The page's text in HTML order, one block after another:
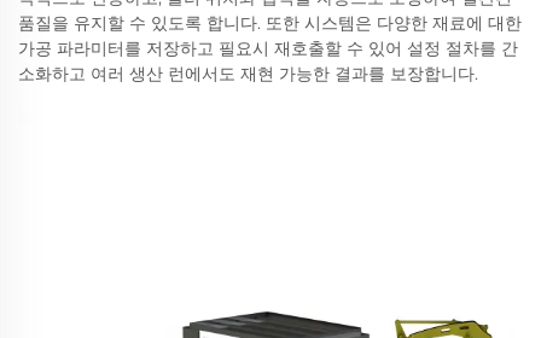
품질을 유지할 수 있도록 합니다. 또한 시스템은 다양한 재료에 대한
가공 파라미터를 저장하고 필요시 재호출할 수 있어 설정 절차를 간
소화하고 여러 생산 런에서도 재현 가능한 결과를 보장합니다.